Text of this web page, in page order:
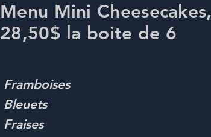
Menu Mini Cheesecakes,
28,50$ la boite de 6
Framboises
Bleuets
Fraises